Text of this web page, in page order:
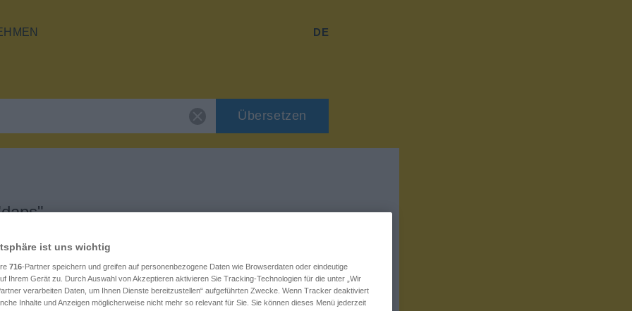
DE
Übersetzen
ist uns wichtig
716-Partner speichern und greifen auf personenbezogene Daten wie Browserdaten oder eindeutige
Ihrem Gerät zu. Durch Auswahl von Akzeptieren aktivieren Sie Tracking-Technologien für die unter „Wir
verarbeiten Daten, um Ihnen Dienste bereitzustellen“ aufgeführten Zwecke. Wenn Tracker deaktiviert
Inhalte und Anzeigen möglicherweise nicht mehr so relevant für Sie. Sie können dieses Menü jederzeit